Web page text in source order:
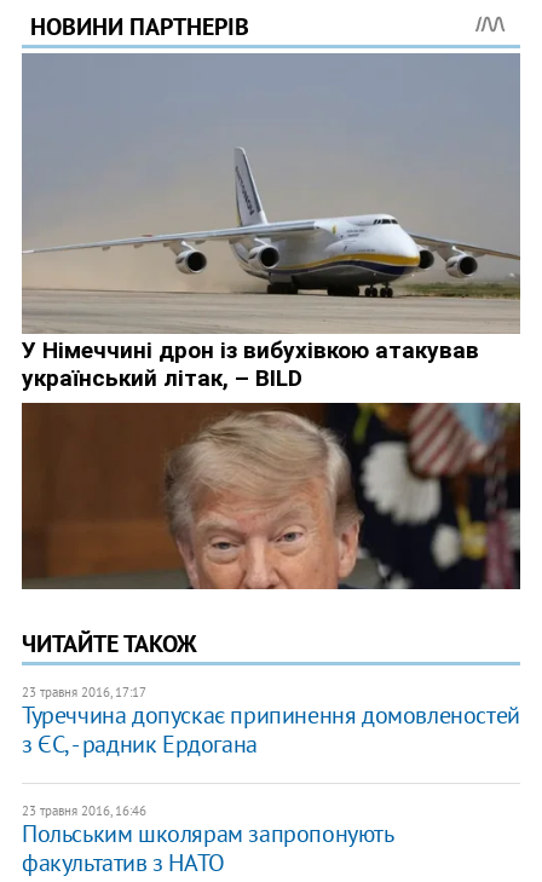
ЧИТАЙТЕ ТАКОЖ
23 травня 2016, 17:17
Туреччина допускає припинення домовленостей
з ЄС, - радник Ердогана
23 травня 2016, 16:46
Польським школярам запропонують
факультатив з НАТО